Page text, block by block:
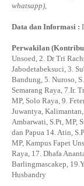
whatsapp),
Data dan Informasi :
Perwakilan
Unsoed, 2. Dr Tri
Jabodetabeksuci, 3.
Bandung, 5. Nuroso,
Semarang Raya, 7.Ir.
MP, Solo Raya, 9.
Juwantya,
Ambarwati, S.Pt, MP,
dan Papua 14. Atin,
MP, Kampus Fapet
Raya, 17. Dhafa
Barlingmascakep,
Husbandry